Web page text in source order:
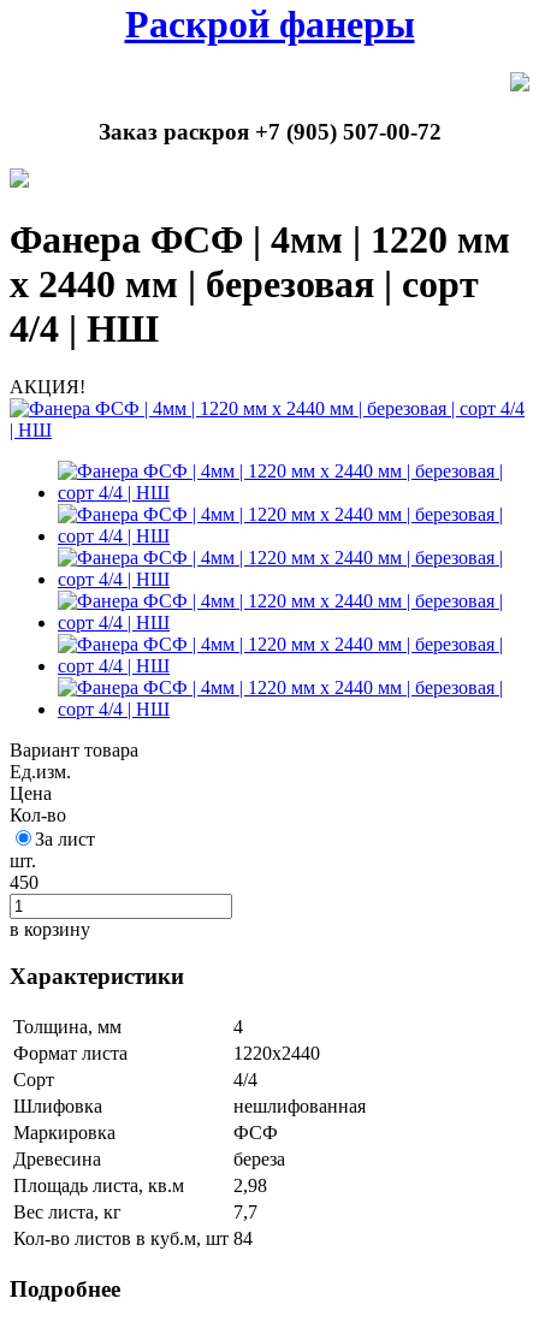
Раскрой фанеры
Заказ раскроя +7 (905) 507-00-72
Фанера ФСФ | 4мм | 1220 мм
х 2440 мм | березовая | сорт
4/4 | НШ
АКЦИЯ!
Вариант товара
Ед.изм.
Цена
Кол-во
За лист
шт.
450
в корзину
Характеристики
Толщина, мм
4
Формат листа
1220х2440
Сорт
4/4
Шлифовка
нешлифованная
Маркировка
ФСФ
Древесина
береза
Площадь листа, кв.м
2,98
Вес листа, кг
7,7
Кол-во листов в куб.м, шт 84
Подробнее